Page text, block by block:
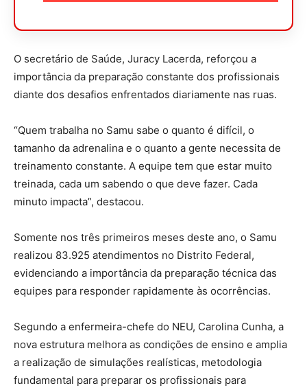
O secretário de Saúde, Juracy Lacerda, reforçou a
importância da preparação constante dos profissionais
diante dos desafios enfrentados diariamente nas ruas.
“Quem trabalha no Samu sabe o quanto é difícil, o
tamanho da adrenalina e o quanto a gente necessita de
treinamento constante. A equipe tem que estar muito
treinada, cada um sabendo o que deve fazer. Cada
minuto impacta”, destacou.
Somente nos três primeiros meses deste ano, o Samu
realizou 83.925 atendimentos no Distrito Federal,
evidenciando a importância da preparação técnica das
equipes para responder rapidamente às ocorrências.
Segundo a enfermeira-chefe do NEU, Carolina Cunha, a
nova estrutura melhora as condições de ensino e amplia
a realização de simulações realísticas, metodologia
fundamental para preparar os profissionais para